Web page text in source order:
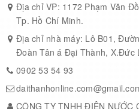
Địa chỉ VP: 1172 Phạm Văn
Tp. Hồ Chí Minh.
Địa chỉ nhà máy: Lô B01,
Đoàn Tân á Đại Thành, X.Đức
0902 53 54 93
CÔNG TY TNHH ĐIỆN NƯỚC